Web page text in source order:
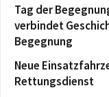
Tag der
verbindet
Begegnung
Neue
Rettungsdienst